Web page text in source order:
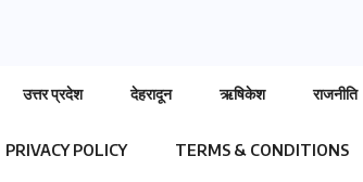
उत्तर प्रदेश देहरादून ऋषिकेश राजनीति
PRIVACY POLICY TERMS & CONDITIONS